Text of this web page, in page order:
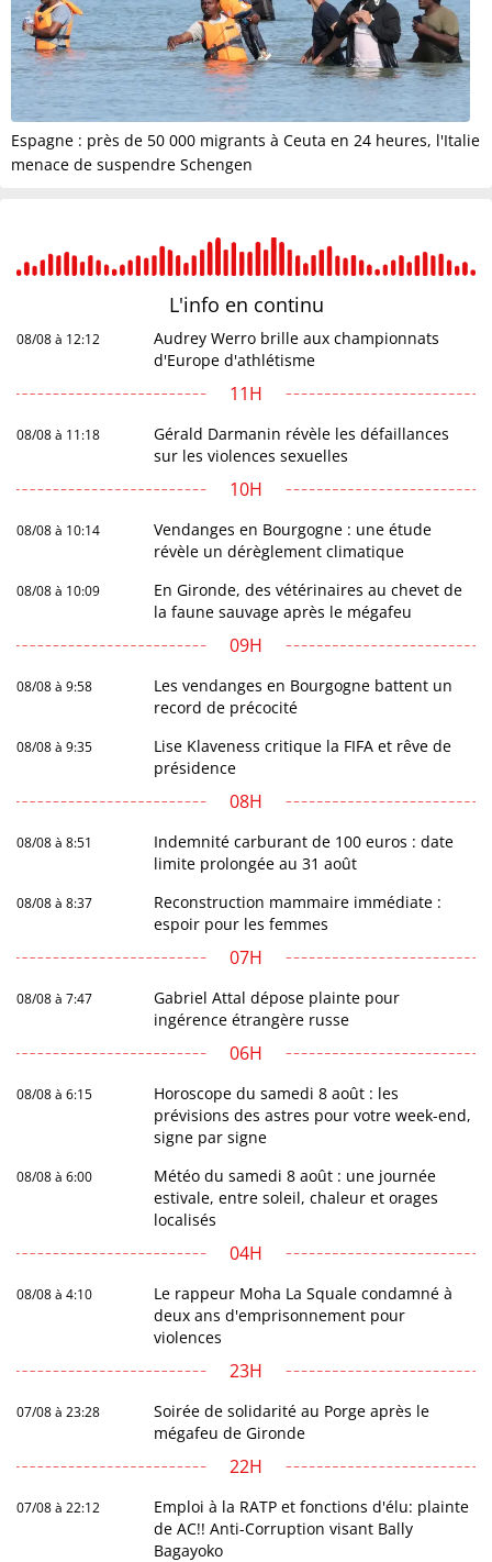
Espagne : près de 50 000 migrants à Ceuta en 24 heures, l'Italie
menace de suspendre Schengen
L'info en continu
08/08 à 12:12
Audrey Werro brille aux championnats
d'Europe d'athlétisme
11H
08/08 à 11:18
Gérald Darmanin révèle les défaillances
sur les violences sexuelles
10H
08/08 à 10:14
Vendanges en Bourgogne : une étude
révèle un dérèglement climatique
08/08 à 10:09
En Gironde, des vétérinaires au chevet de
la faune sauvage après le mégafeu
09H
08/08 à 9:58
Les vendanges en Bourgogne battent un
record de précocité
08/08 à 9:35
Lise Klaveness critique la FIFA et rêve de
présidence
08H
08/08 à 8:51
Indemnité carburant de 100 euros : date
limite prolongée au 31 août
08/08 à 8:37
Reconstruction mammaire immédiate :
espoir pour les femmes
07H
08/08 à 7:47
Gabriel Attal dépose plainte pour
ingérence étrangère russe
06H
08/08 à 6:15
Horoscope du samedi 8 août : les
prévisions des astres pour votre week-end,
signe par signe
08/08 à 6:00
Météo du samedi 8 août : une journée
estivale, entre soleil, chaleur et orages
localisés
04H
08/08 à 4:10
Le rappeur Moha La Squale condamné à
deux ans d'emprisonnement pour
violences
23H
07/08 à 23:28
Soirée de solidarité au Porge après le
mégafeu de Gironde
22H
07/08 à 22:12
Emploi à la RATP et fonctions d'élu: plainte
de AC!! Anti-Corruption visant Bally
Bagayoko